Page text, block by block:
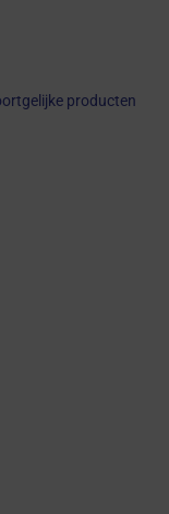
producten